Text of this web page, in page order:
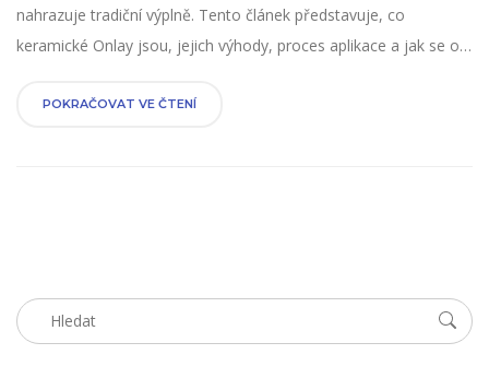
nahrazuje tradiční výplně. Tento článek představuje, co
keramické Onlay jsou, jejich výhody, proces aplikace a jak se o
pro tento typ zubní péče.
POKRAČOVAT VE ČTENÍ